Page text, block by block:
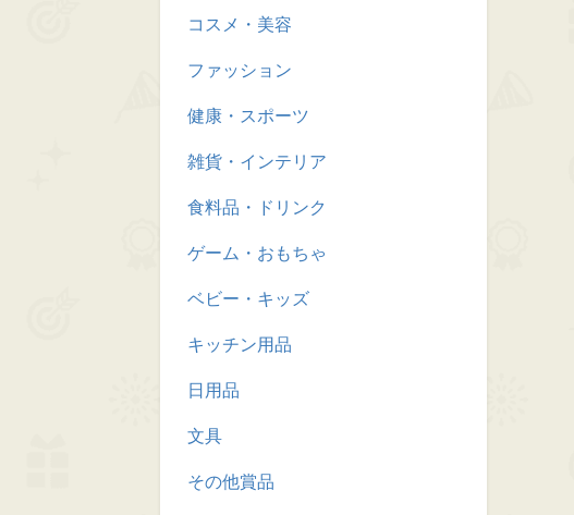
コスメ・美容
ファッション
健康・スポーツ
雑貨・インテリア
食料品・ドリンク
ゲーム・おもちゃ
ベビー・キッズ
キッチン用品
日用品
文具
その他賞品